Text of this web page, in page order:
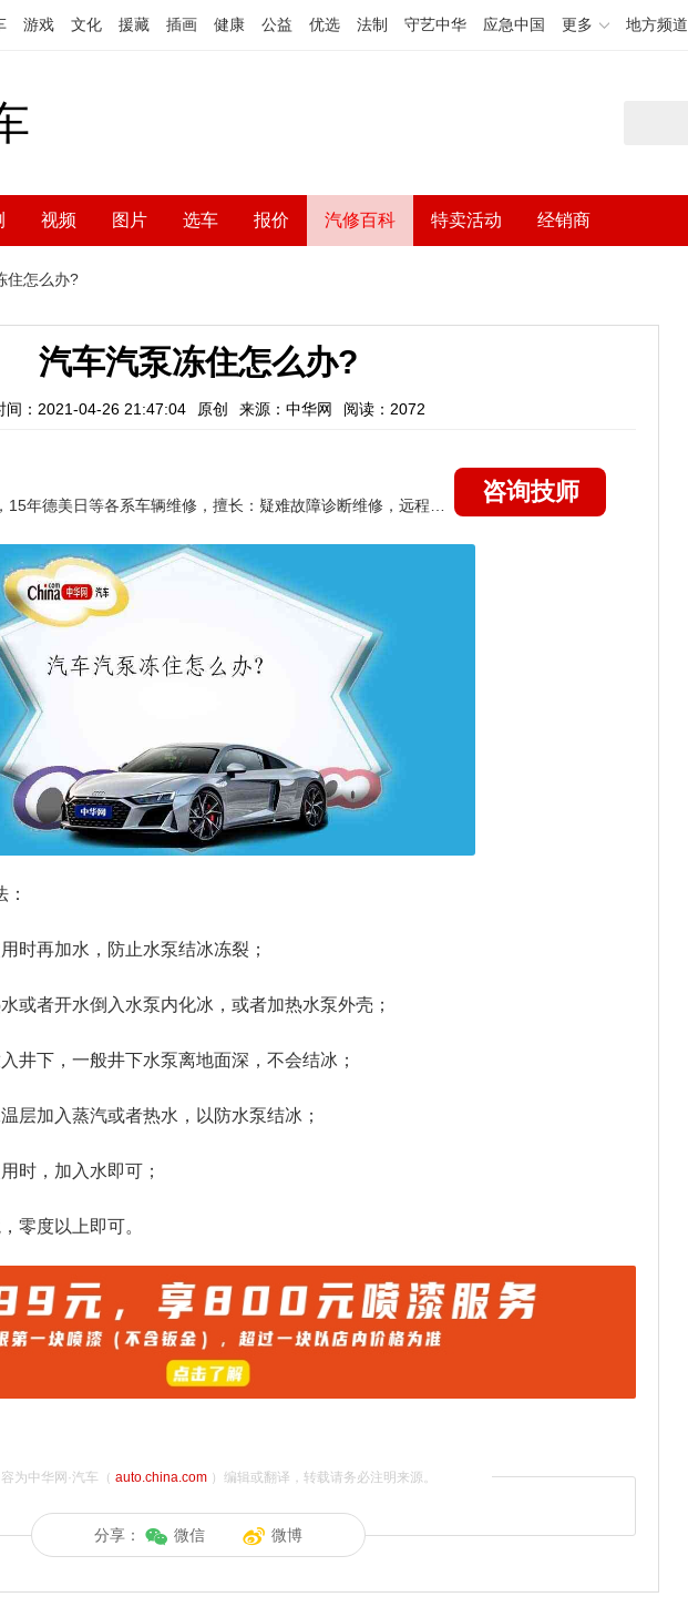
游戏 文化 援藏 插画 健康 公益 优选 法制 守艺中华 应急中国 更多 地方频道
视频 图片 选车 报价 汽修百科 特卖活动 经销商
住怎么办?
汽车汽泵冻住怎么办?
间：2021-04-26 21:47:04 原创 来源：中华网 阅读：2072
咨询技师
时再加水，防止水泵结冰冻裂；
或者开水倒入水泵内化冰，或者加热水泵外壳；
井下，一般井下水泵离地面深，不会结冰；
层加入蒸汽或者热水，以防水泵结冰；
时，加入水即可；
零度以上即可。
为中华网·汽车（ auto.china.com）编辑或翻译，转载请务必注明来源。
分享： 微信 微博